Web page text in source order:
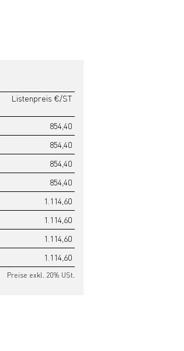
Listenpreis €/ST
854,40
854,40
854,40
854,40
1.114,60
1.114,60
1.114,60
1.114,60
Preise exkl. 20% USt.